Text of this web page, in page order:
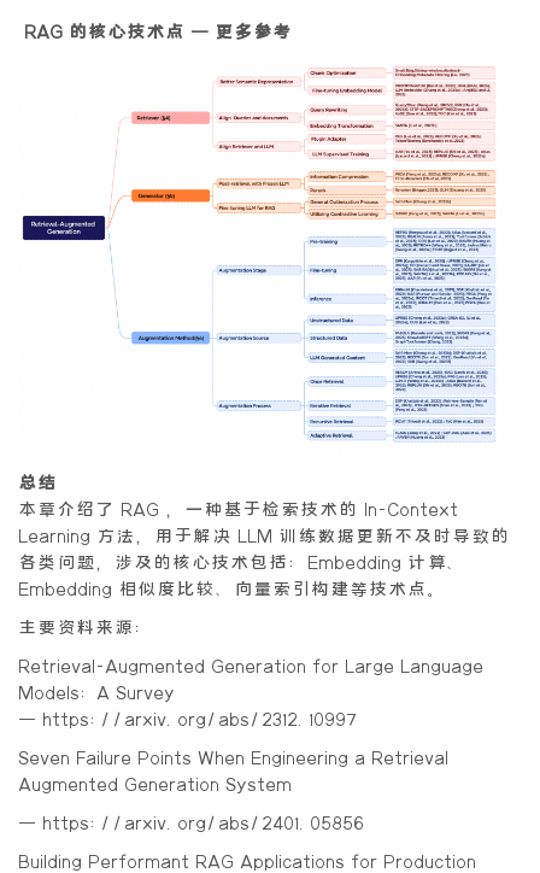
RAG 的核心技术点 – 更多参考
总结
本章介绍了 RAG ，一种基于检索技术的 In-Context
Learning 方法，用于解决 LLM 训练数据更新不及时导致的
各类问题，涉及的核心技术包括：Embedding 计算、
Embedding 相似度比较、向量索引构建等技术点。
主要资料来源：
Retrieval-Augmented Generation for Large Language
Models: A Survey
– https://arxiv.org/abs/2312.10997
Seven Failure Points When Engineering a Retrieval
Augmented Generation System
– https://arxiv.org/abs/2401.05856
Building Performant RAG Applications for Production